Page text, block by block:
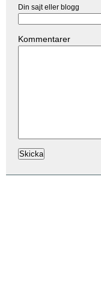
Din sajt eller blogg
Kommentarer